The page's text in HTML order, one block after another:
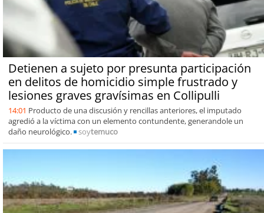
Detienen a sujeto por presunta participación
en delitos de homicidio simple frustrado y
lesiones graves gravísimas en Collipulli
14:01 Producto de una discusión y rencillas anteriores, el imputado
agredió a la víctima con un elemento contundente, generandole un
daño neurológico.
soytemuco